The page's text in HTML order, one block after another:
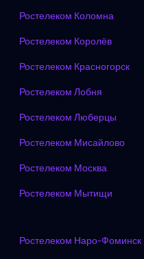
Ростелеком Коломна
Ростелеком Королёв
Ростелеком Красногорск
Ростелеком Лобня
Ростелеком Люберцы
Ростелеком Мисайлово
Ростелеком Москва
Ростелеком Мытищи
Ростелеком Наро-Фоминск